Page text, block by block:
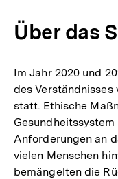
Über das
Im Jahr 2020 und
des Verständnisses
statt. Ethische
Anforderungen an
vielen Menschen
bemängelten die